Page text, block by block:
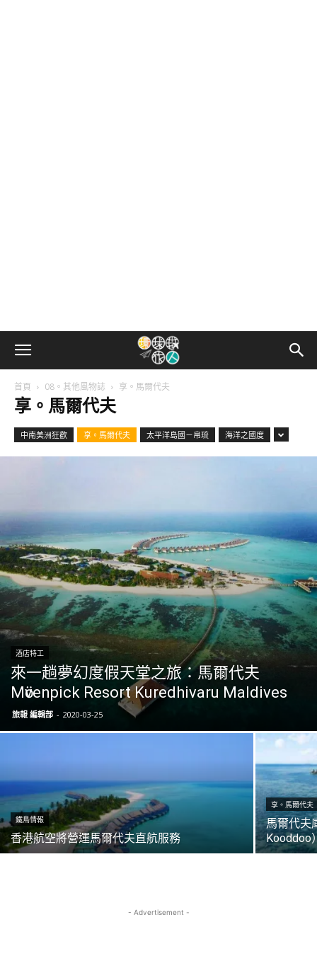
首頁 08。其他風物誌 享。馬爾代夫
享。馬爾代夫
中南美洲狂歡 享。馬爾代夫 太平洋島國－帛琉 海洋之國度
酒店特工
來一趟夢幻度假天堂之旅：馬爾代夫
Mӧvenpick Resort Kuredhivaru Maldives
旅報 編輯部 - 2020-03-25
鐵鳥情報
香港航空將營運馬爾代夫直航服務
享。馬爾代夫
馬爾代夫
Kooddoo
- Advertisement -